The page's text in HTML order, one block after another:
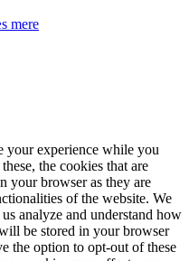
mere
your experience while you
the cookies that are
your browser as they are
of the website. We
analyze and understand how
be stored in your browser
the option to opt-out of these